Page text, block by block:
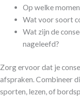
Op welke
Wat voor soort
Wat zijn de
nageleefd?
Zorg ervoor dat je
afspraken. Combineer
sporten, lezen, of